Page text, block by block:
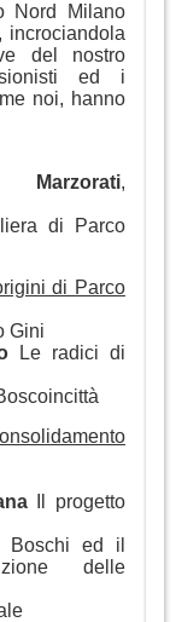
Nord Milano
incrociandola
del nostro
ed i
noi, hanno
Marzorati,
di Parco
di Parco
Gini
Le radici di
Il progetto
Boschi ed il
delle